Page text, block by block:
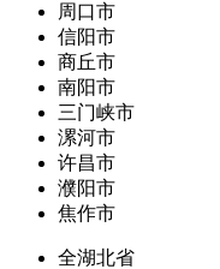
周口市
信阳市
商丘市
南阳市
三门峡市
漯河市
许昌市
濮阳市
焦作市
全湖北省